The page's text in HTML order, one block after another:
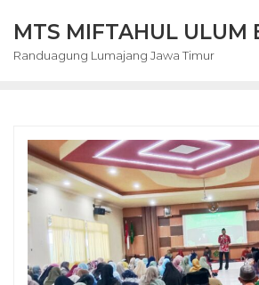
content
MTS MIFTAHUL ULUM
Randuagung Lumajang Jawa Timur